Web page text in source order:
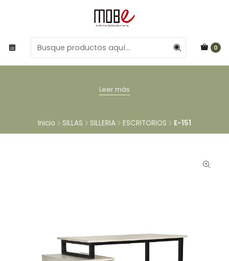
0
Leer más
Inicio SILLAS SILLERIA ESCRITORIOS E-151